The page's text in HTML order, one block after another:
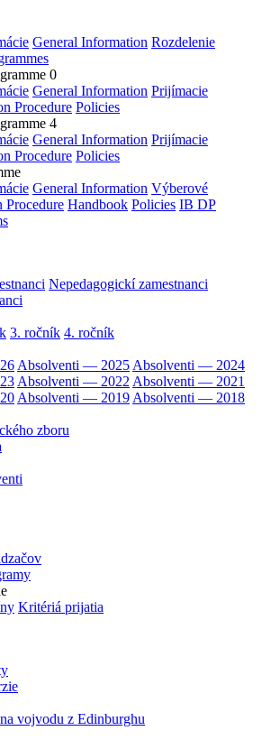
General Information Rozdelenie
0
General Information Prijímacie
Procedure Policies
4
General Information Prijímacie
Procedure Policies
General Information Výberové
Procedure Handbook Policies IB DP
Nepedagogickí zamestnanci
3. ročník 4. ročník
Absolventi — 2025 Absolventi — 2024
Absolventi — 2022 Absolventi — 2021
Absolventi — 2019 Absolventi — 2018
zboru
Kritériá prijatia
vojvodu z Edinburghu